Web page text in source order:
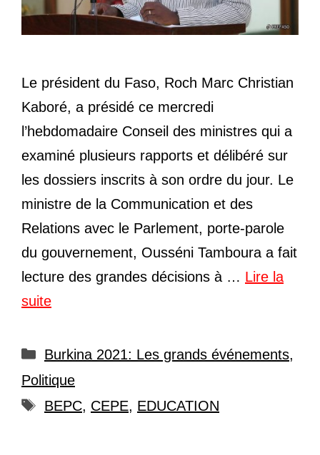
Le président du Faso, Roch Marc Christian
Kaboré, a présidé ce mercredi
l’hebdomadaire Conseil des ministres qui a
examiné plusieurs rapports et délibéré sur
les dossiers inscrits à son ordre du jour. Le
ministre de la Communication et des
Relations avec le Parlement, porte-parole
du gouvernement, Ousséni Tamboura a fait
lecture des grandes décisions à … Lire la
suite
Catégories
Burkina 2021: Les grands événements,
Politique
Étiquettes
BEPC, CEPE, EDUCATION